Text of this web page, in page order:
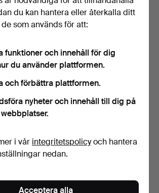
ko…
ivårt arkiv med avslutade auktioner
du kan hantera eller återkalla ditt
som används för att:
funktioner och innehåll för dig
du använder plattformen.
och förbättra plattformen.
nyheter och innehåll till dig på
i vår integritetspolicyoch hantera
nedan.
Acceptera alla